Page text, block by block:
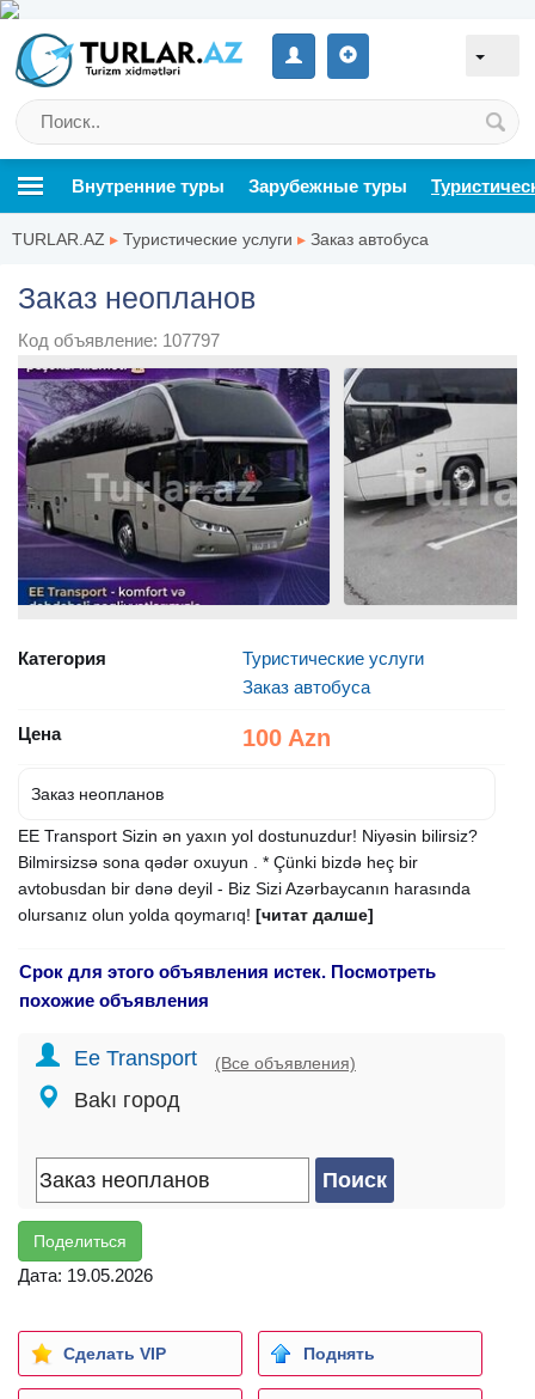
Внутренние туры Зарубежные туры
TURLAR.AZ ▸ Туристические услуги ▸ Заказ автобуса
Заказ неопланов
Код объявление: 107797
Категория
Туристические услуги
Заказ автобуса
Цена 100 Azn
Заказ неопланов
EE Transport Sizin ən yaxın yol dostunuzdur! Niyəsin bilirsiz?
Bilmirsizsə sona qədər oxuyun . * Çünki bizdə heç bir
avtobusdan bir dənə deyil - Biz Sizi Azərbaycanın harasında
olursanız olun yolda qoymarıq! [читат далше]
Срок для этого объявления истек. Посмотреть
похожие объявления
Ee Transport (Все объявления)
Bakı город
Поделиться
Дата: 19.05.2026
Сделать VIP Поднять